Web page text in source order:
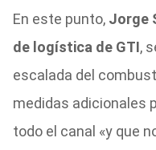
En este punto, Jorge
de logística de GTI,
escalada del
medidas adicionales
todo el canal «y que